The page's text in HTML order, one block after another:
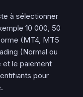
à sélectionner
10 000, 50
(MT4, MT5
(Normal ou
et le paiement
pour